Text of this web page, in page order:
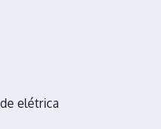
elétrica